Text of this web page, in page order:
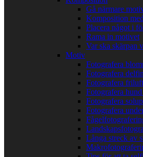
Gå närmare
Komposition
Placera något i
Rama in motivet
Var ska skärpan
Motiv
Fotografera
Fotografera
Fotografera
Fotografera
Fotografera
Fotografera
Långa streck av